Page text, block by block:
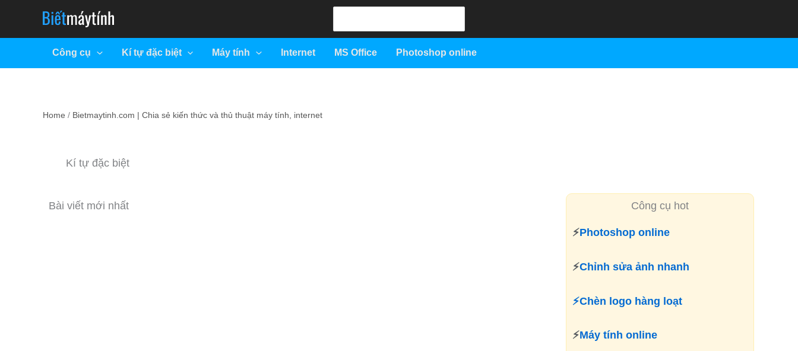
Công cụ Kí tự đặc biệt Máy tính Internet MS Office Photoshop online
Home Bietmaytinh.com | Chia sẻ kiến thức và thủ thuật máy tính, internet
Kí tự đặc biệt
Bài viết mới nhất Công cụ hot
⚡Photoshop online
⚡Chỉnh sửa ảnh nhanh
⚡Chèn logo hàng loạt
⚡Máy tính online